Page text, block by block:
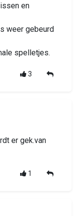
en
weer gebeurd
spelletjes.
3
er gek.van
1